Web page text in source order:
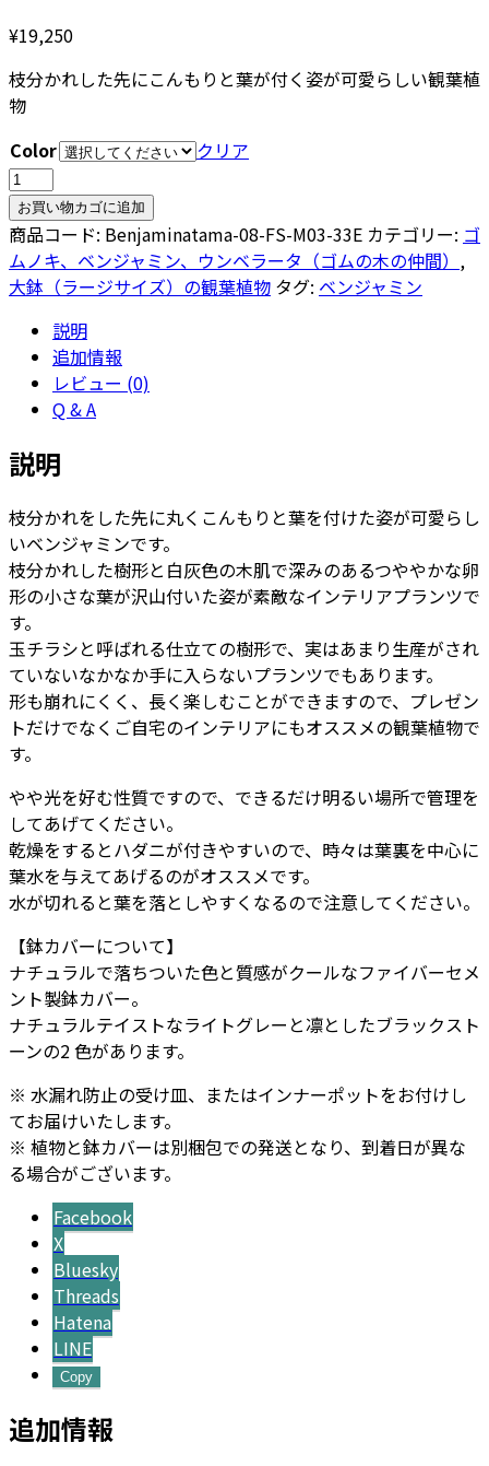
¥19,250
枝分かれした先にこんもりと葉が付く姿が可愛らしい観葉植
物
Color
クリア
ベ
ン
ジ
ャ
ミ
号
ル
ゴ
モ
ノ
S
33
-
カ
ラ
ー
お買い物カゴに追加
商品コード: Benjaminatama-08-FS-M03-33E カテゴリー: ゴ
ムノキ、ベンジャミン、ウンベラータ（ゴムの木の仲間） ,
大鉢（ラージサイズ）の観葉植物 タグ: ベンジャミン
説明
追加情報
レビュー (0)
Q & A
説明
枝分かれをした先に丸くこんもりと葉を付けた姿が可愛らし
いベンジャミンです。
枝分かれした樹形と白灰色の木肌で深みのあるつややかな卵
形の小さな葉が沢山付いた姿が素敵なインテリアプランツで
す。
玉チラシと呼ばれる仕立ての樹形で、実はあまり生産がされ
ていないなかなか手に入らないプランツでもあります。
形も崩れにくく、長く楽しむことができますので、プレゼン
トだけでなくご自宅のインテリアにもオススメの観葉植物で
す。
やや光を好む性質ですので、できるだけ明るい場所で管理を
してあげてください。
乾燥をするとハダニが付きやすいので、時々は葉裏を中心に
葉水を与えてあげるのがオススメです。
水が切れると葉を落としやすくなるので注意してください。
【鉢カバーについて】
ナチュラルで落ちついた色と質感がクールなファイバーセメ
ント製鉢カバー。
ナチュラルテイストなライトグレーと凛としたブラックスト
ーンの2 色があります。
※ 水漏れ防止の受け皿、またはインナーポットをお付けし
てお届けいたします。
※ 植物と鉢カバーは別梱包での発送となり、到着日が異な
る場合がございます。
Facebook
X
Bluesky
Threads
Hatena
LINE
Copy
追加情報